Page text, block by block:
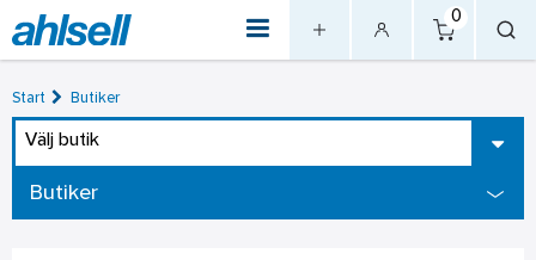
0
Start Butiker
Välj butik
Butiker